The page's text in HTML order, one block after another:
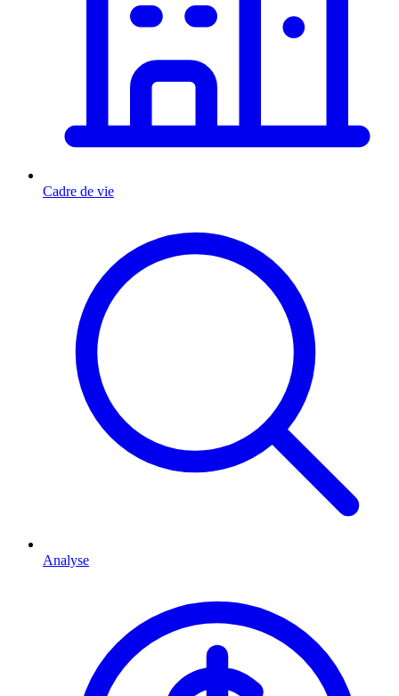
Cadre de vie
Analyse